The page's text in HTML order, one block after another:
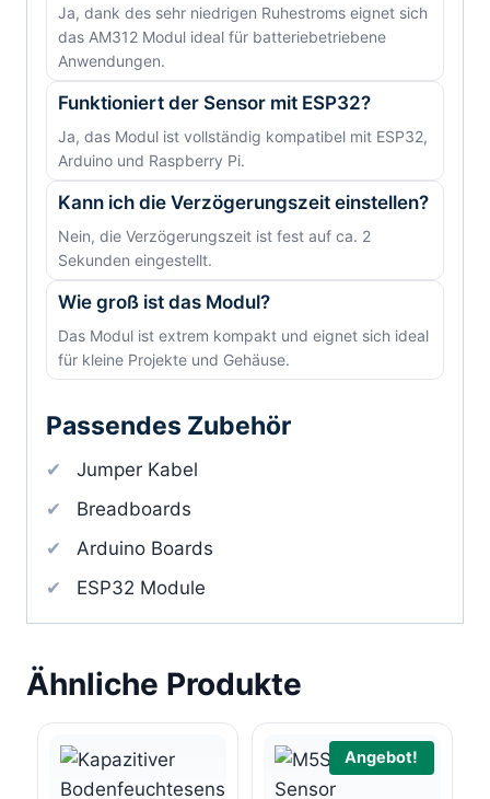
Ja, dank des sehr niedrigen Ruhestroms eignet sich
das AM312 Modul ideal für batteriebetriebene
Anwendungen.
Funktioniert der Sensor mit ESP32?
Ja, das Modul ist vollständig kompatibel mit ESP32,
Arduino und Raspberry Pi.
Kann ich die Verzögerungszeit einstellen?
Nein, die Verzögerungszeit ist fest auf ca. 2
Sekunden eingestellt.
Wie groß ist das Modul?
Das Modul ist extrem kompakt und eignet sich ideal
für kleine Projekte und Gehäuse.
Passendes Zubehör
Jumper Kabel
Breadboards
Arduino Boards
ESP32 Module
Ähnliche Produkte
Angebot!